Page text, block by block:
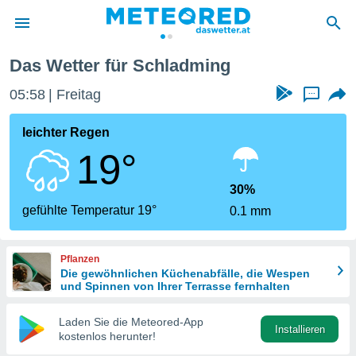
wurde
dass
sind.
diese
Das Wetter für Schladming
05:58 Freitag ...
leichter Regen
19°
gefühlte Temperatur 19°
30%
0.1 mm
Pflanzen
Die gewöhnlichen Küchenabfälle, die Wespen
und Spinnen von Ihrer Terrasse fernhalten
Laden Sie die Meteored-App
kostenlos herunter!
Installieren